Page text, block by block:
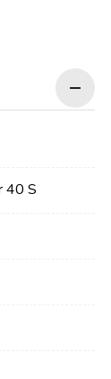
40 S